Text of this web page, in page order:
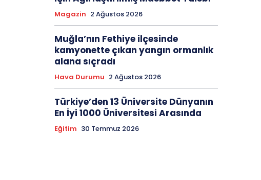
Magazin 2 Ağustos 2026
Muğla’nın Fethiye ilçesinde
kamyonette çıkan yangın ormanlık
alana sıçradı
Hava Durumu 2 Ağustos 2026
Türkiye’den 13 Üniversite Dünyanın
En İyi 1000 Üniversitesi Arasında
Eğitim 30 Temmuz 2026